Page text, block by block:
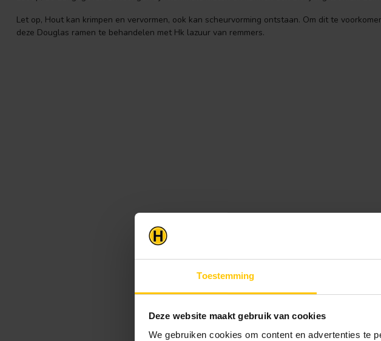
Toestemming
Deze website maakt gebruik van cookies
We gebruiken cookies om content en advertenties te
Let op, Hout kan krimpen en vervormen, ook kan scheurvorming ontstaan. Om dit te
deze Douglas ramen te behandelen met Hk lazuur van remmers.